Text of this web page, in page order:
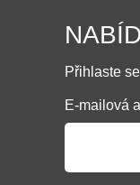
Přihlaste
E-mailová